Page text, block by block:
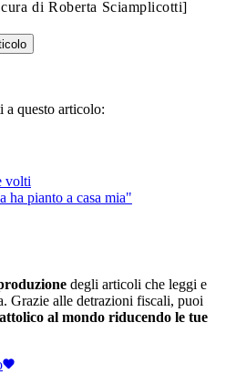
di Roberta Sciamplicotti]
a questo articolo:
volti
ha pianto a casa mia"
degli articoli che leggi e
Grazie alle detrazioni fiscali, puoi
al mondo riducendo le tue